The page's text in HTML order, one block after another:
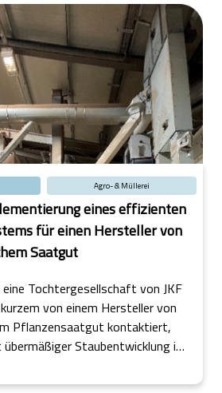
Agro- & Müllerei
eines effizienten
für einen Hersteller von
Saatgut
eine Tochtergesellschaft von JKF
von einem Hersteller von
Pflanzensaatgut kontaktiert,
Staubentwicklung in